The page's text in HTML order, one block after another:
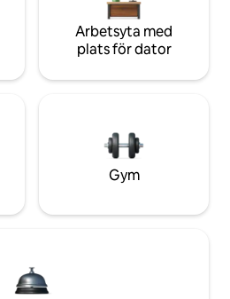
Arbetsyta med
plats för dator
Gym